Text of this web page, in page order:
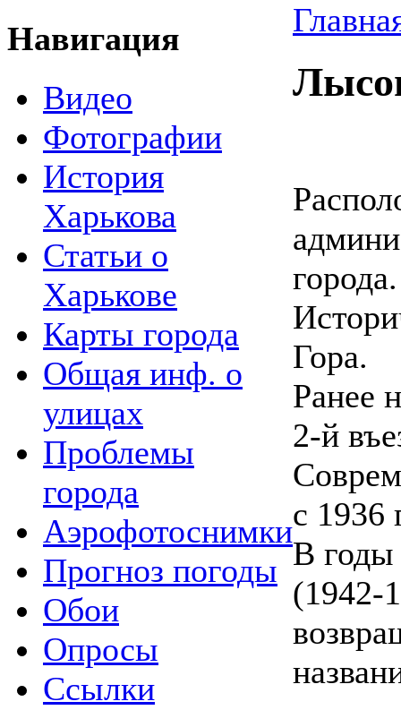
Навигация
Видео
Фотографии
История
Харькова
Статьи о
Харькове
Карты города
Общая инф. о
улицах
Проблемы
города
Аэрофотоснимки
Прогноз погоды
Обои
Опросы
Ссылки
города.
Гора.
Ранее
2-й
с 1936
В годы
(1942-